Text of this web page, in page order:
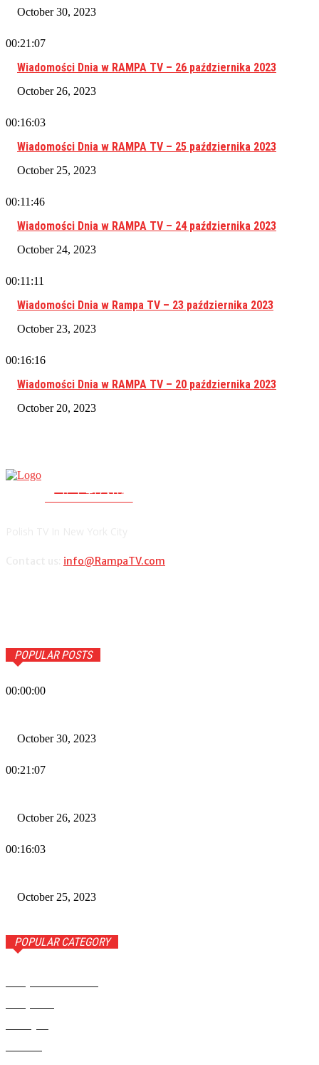
October 30, 2023
00:21:07
Wiadomości Dnia w RAMPA TV – 26 października 2023
October 26, 2023
00:16:03
Wiadomości Dnia w RAMPA TV – 25 października 2023
October 25, 2023
00:11:46
Wiadomości Dnia w RAMPA TV – 24 października 2023
October 24, 2023
00:11:11
Wiadomości Dnia w Rampa TV – 23 października 2023
October 23, 2023
00:16:16
Wiadomości Dnia w RAMPA TV – 20 października 2023
October 20, 2023
PolishTV.NYC
info@RampaTV.com
POPULAR POSTS
00:00:00
October 30, 2023
00:21:07
October 26, 2023
00:16:03
October 25, 2023
POPULAR CATEGORY